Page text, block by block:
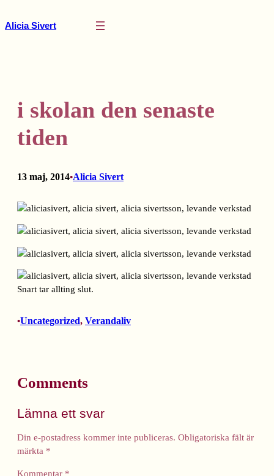
till
Alicia Sivert
i skolan den senaste
tiden
13 maj, 2014•Alicia Sivert
Snart tar allting slut.
•Uncategorized, Verandaliv
Comments
Lämna ett svar
Din e-postadress kommer inte publiceras. Obligatoriska fält är
märkta *
Kommentar *